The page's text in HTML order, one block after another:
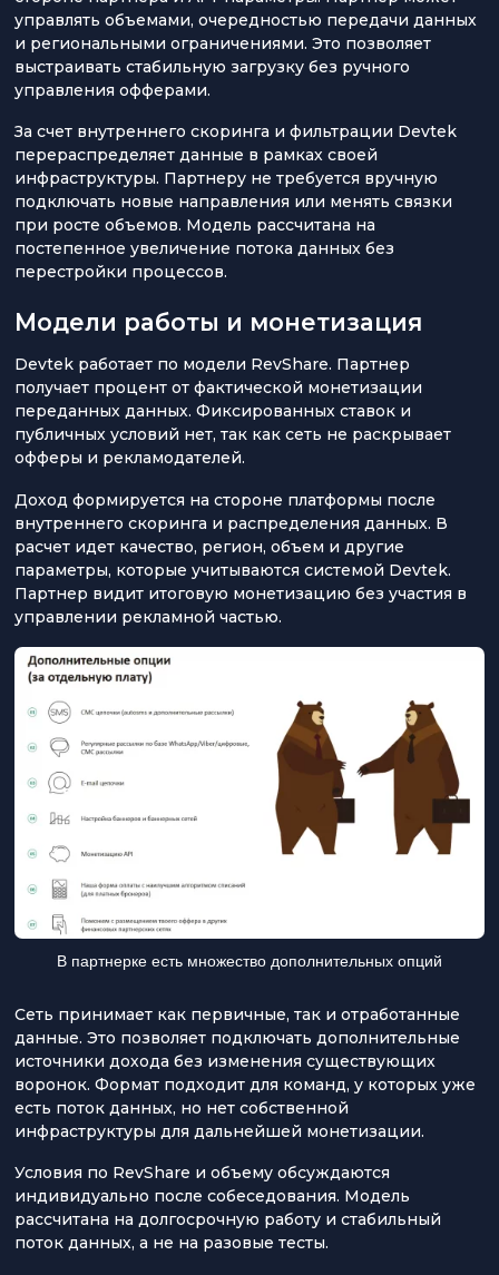
управлять объемами, очередностью передачи данных
и региональными ограничениями. Это позволяет
выстраивать стабильную загрузку без ручного
управления офферами.
За счет внутреннего скоринга и фильтрации Devtek
перераспределяет данные в рамках своей
инфраструктуры. Партнеру не требуется вручную
подключать новые направления или менять связки
при росте объемов. Модель рассчитана на
постепенное увеличение потока данных без
перестройки процессов.
Модели работы и монетизация
Devtek работает по модели RevShare. Партнер
получает процент от фактической монетизации
переданных данных. Фиксированных ставок и
публичных условий нет, так как сеть не раскрывает
офферы и рекламодателей.
Доход формируется на стороне платформы после
внутреннего скоринга и распределения данных. В
расчет идет качество, регион, объем и другие
параметры, которые учитываются системой Devtek.
Партнер видит итоговую монетизацию без участия в
управлении рекламной частью.
В партнерке есть множество дополнительных опций
Сеть принимает как первичные, так и отработанные
данные. Это позволяет подключать дополнительные
источники дохода без изменения существующих
воронок. Формат подходит для команд, у которых уже
есть поток данных, но нет собственной
инфраструктуры для дальнейшей монетизации.
Условия по RevShare и объему обсуждаются
индивидуально после собеседования. Модель
рассчитана на долгосрочную работу и стабильный
поток данных, а не на разовые тесты.